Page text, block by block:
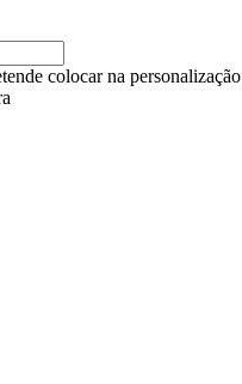
colocar na personalização